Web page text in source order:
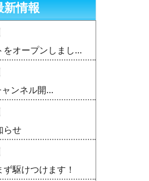
新情報
をオープンしまし...
ンネル開...
らせ
駆けつけます！